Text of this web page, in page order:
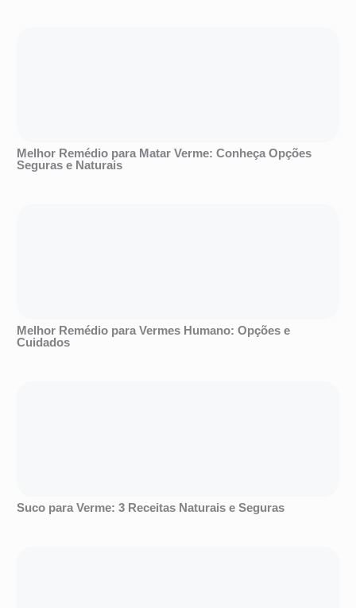
Melhor Remédio para Matar Verme: Conheça Opções
Seguras e Naturais
Melhor Remédio para Vermes Humano: Opções e
Cuidados
Suco para Verme: 3 Receitas Naturais e Seguras